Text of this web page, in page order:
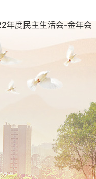
年度民主生活会-金年会